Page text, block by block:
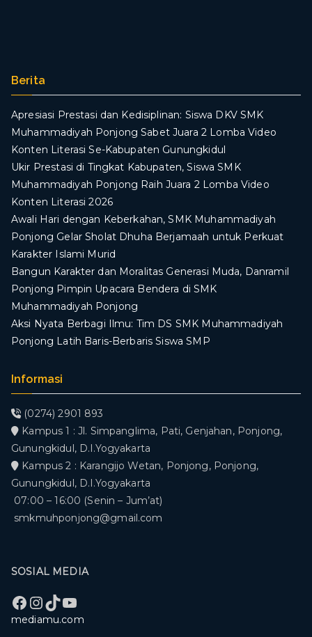
Berita
Apresiasi Prestasi dan Kedisiplinan: Siswa DKV SMK
Muhammadiyah Ponjong Sabet Juara 2 Lomba Video
Konten Literasi Se-Kabupaten Gunungkidul
Ukir Prestasi di Tingkat Kabupaten, Siswa SMK
Muhammadiyah Ponjong Raih Juara 2 Lomba Video
Konten Literasi 2026
Awali Hari dengan Keberkahan, SMK Muhammadiyah
Ponjong Gelar Sholat Dhuha Berjamaah untuk Perkuat
Karakter Islami Murid
Bangun Karakter dan Moralitas Generasi Muda, Danramil
Ponjong Pimpin Upacara Bendera di SMK
Muhammadiyah Ponjong
​Aksi Nyata Berbagi Ilmu: Tim DS SMK Muhammadiyah
Ponjong Latih Baris-Berbaris Siswa SMP
Informasi
(0274) 2901 893
Kampus 1 : Jl. Simpanglima, Pati, Genjahan, Ponjong,
Gunungkidul, D.I.Yogyakarta
Kampus 2 : Karangijo Wetan, Ponjong, Ponjong,
Gunungkidul, D.I.Yogyakarta
07:00 – 16:00 (Senin – Jum’at)
smkmuhponjong@gmail.com
SOSIAL MEDIA
Facebook
Instagram
TikTok
YouTube
mediamu.com